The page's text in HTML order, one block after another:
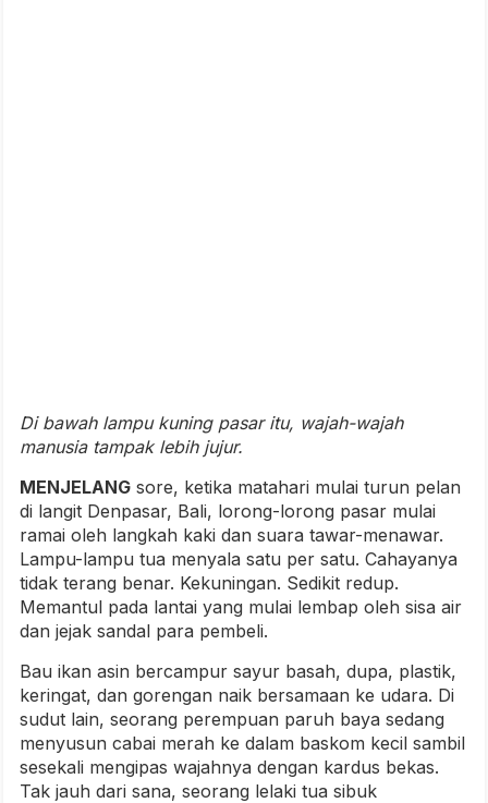
Di bawah lampu kuning pasar itu, wajah-wajah
manusia tampak lebih jujur.
MENJELANG sore, ketika matahari mulai turun pelan
di langit Denpasar, Bali, lorong-lorong pasar mulai
ramai oleh langkah kaki dan suara tawar-menawar.
Lampu-lampu tua menyala satu per satu. Cahayanya
tidak terang benar. Kekuningan. Sedikit redup.
Memantul pada lantai yang mulai lembap oleh sisa air
dan jejak sandal para pembeli.
Bau ikan asin bercampur sayur basah, dupa, plastik,
keringat, dan gorengan naik bersamaan ke udara. Di
sudut lain, seorang perempuan paruh baya sedang
menyusun cabai merah ke dalam baskom kecil sambil
sesekali mengipas wajahnya dengan kardus bekas.
Tak jauh dari sana, seorang lelaki tua sibuk